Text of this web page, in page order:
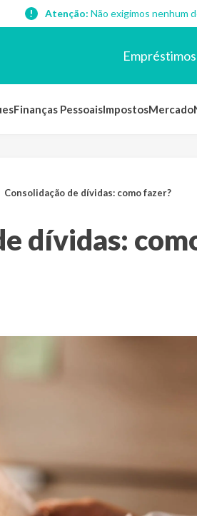
Atenção: Não exigimos nenhum
Empréstimos
Finanças PessoaisImpostosMercado
Consolidação de dívidas: como fazer?
dívidas: